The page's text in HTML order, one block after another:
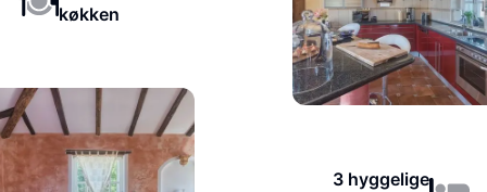
køkken
3 hyggelige